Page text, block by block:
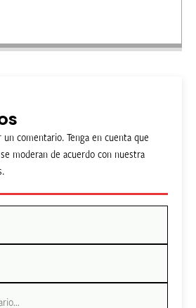
comentario. Tenga en cuenta que
moderan de acuerdo con nuestra